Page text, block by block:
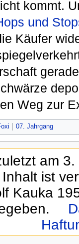
kommt.
und
Käufer
Weg zur
07. Jahrgang
am
Inhalt ist
Kauka